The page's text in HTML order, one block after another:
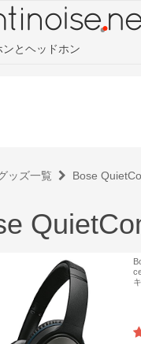
ンとヘッドホン
ッズ一覧 Bose